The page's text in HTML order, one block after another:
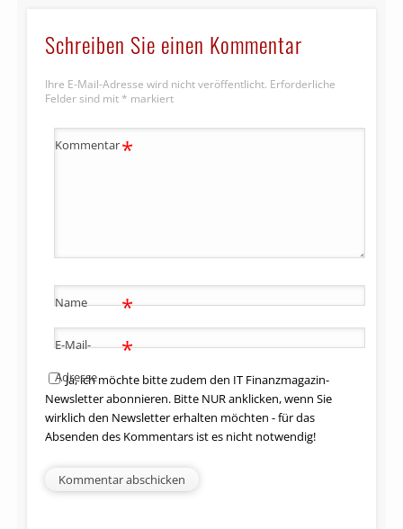
Schreiben Sie einen Kommentar
Ihre E-Mail-Adresse wird nicht veröffentlicht. Erforderliche
Felder sind mit * markiert
Kommentar*
Name *
E-Mail-
Adresse
*
Ja, ich möchte bitte zudem den IT Finanzmagazin-
Newsletter abonnieren. Bitte NUR anklicken, wenn Sie
wirklich den Newsletter erhalten möchten - für das
Absenden des Kommentars ist es nicht notwendig!